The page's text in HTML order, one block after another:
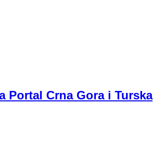
Portal Crna Gora i Turska